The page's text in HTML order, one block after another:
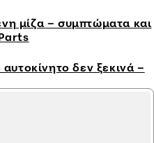
μίζα – συμπτώματα και
δεν ξεκινά –